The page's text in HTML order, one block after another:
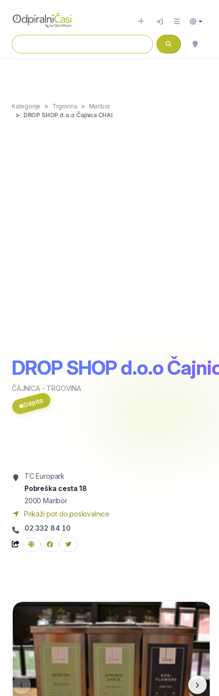
Kategorije Trgovina
Maribor
DROP SHOP d.o.o Čajnica CHAI
DROP SHOP d.o.o
ČAJNICA - TRGOVINA
Odprto
TC Europark
Pobreška cesta 18
2000 Maribor
Prikaži pot do poslovalnice
02 332 84 10
‹ ›